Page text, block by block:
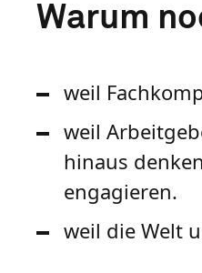
Warum
weil
weil
hinaus
engagieren.
weil die Welt